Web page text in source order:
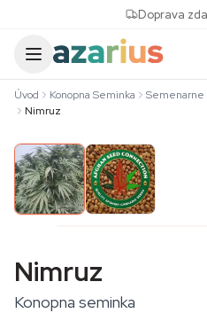
Doprava
Úvod Konopna Seminka Semenarne
Nimruz
Nimruz
Konopna seminka